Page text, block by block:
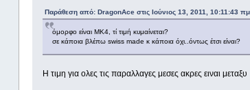
Παράθεση από: DragonAce στις Ιούνιος 13, 2011, 10:11:43 πμ
όμορφο είναι ΜΚ4, τί τιμή κυμαίνεται?
σε κάποια βλέπω swiss made κ κάποια όχι..όντως έτσι είναι?
Η τιμη για ολες τις παραλλαγες μεσες ακρες ειναι